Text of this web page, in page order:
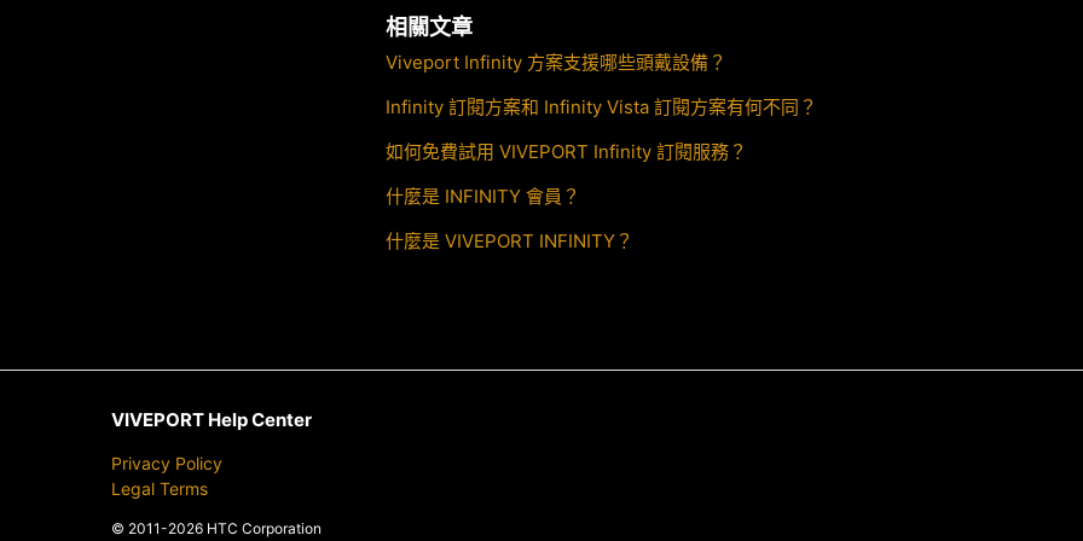
相關文章
Viveport Infinity 方案支援哪些頭戴設備？
Infinity 訂閱方案和 Infinity Vista 訂閱方案有何不同？
如何免費試用 VIVEPORT Infinity 訂閱服務？
什麼是 INFINITY 會員？
什麼是 VIVEPORT INFINITY？
VIVEPORT Help Center
Privacy Policy
Legal Terms
© 2011-2026 HTC Corporation